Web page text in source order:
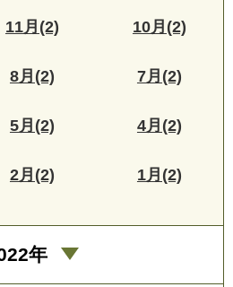
11月(2) 10月(2)
8月(2) 7月(2)
5月(2) 4月(2)
2月(2) 1月(2)
年